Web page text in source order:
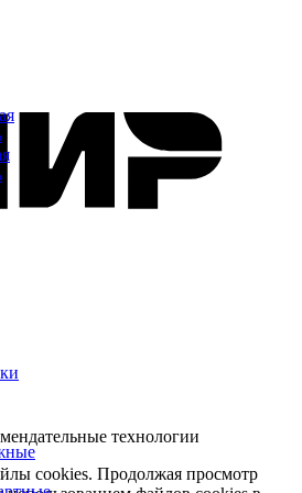
технологии
cookies. Продолжая просмотр